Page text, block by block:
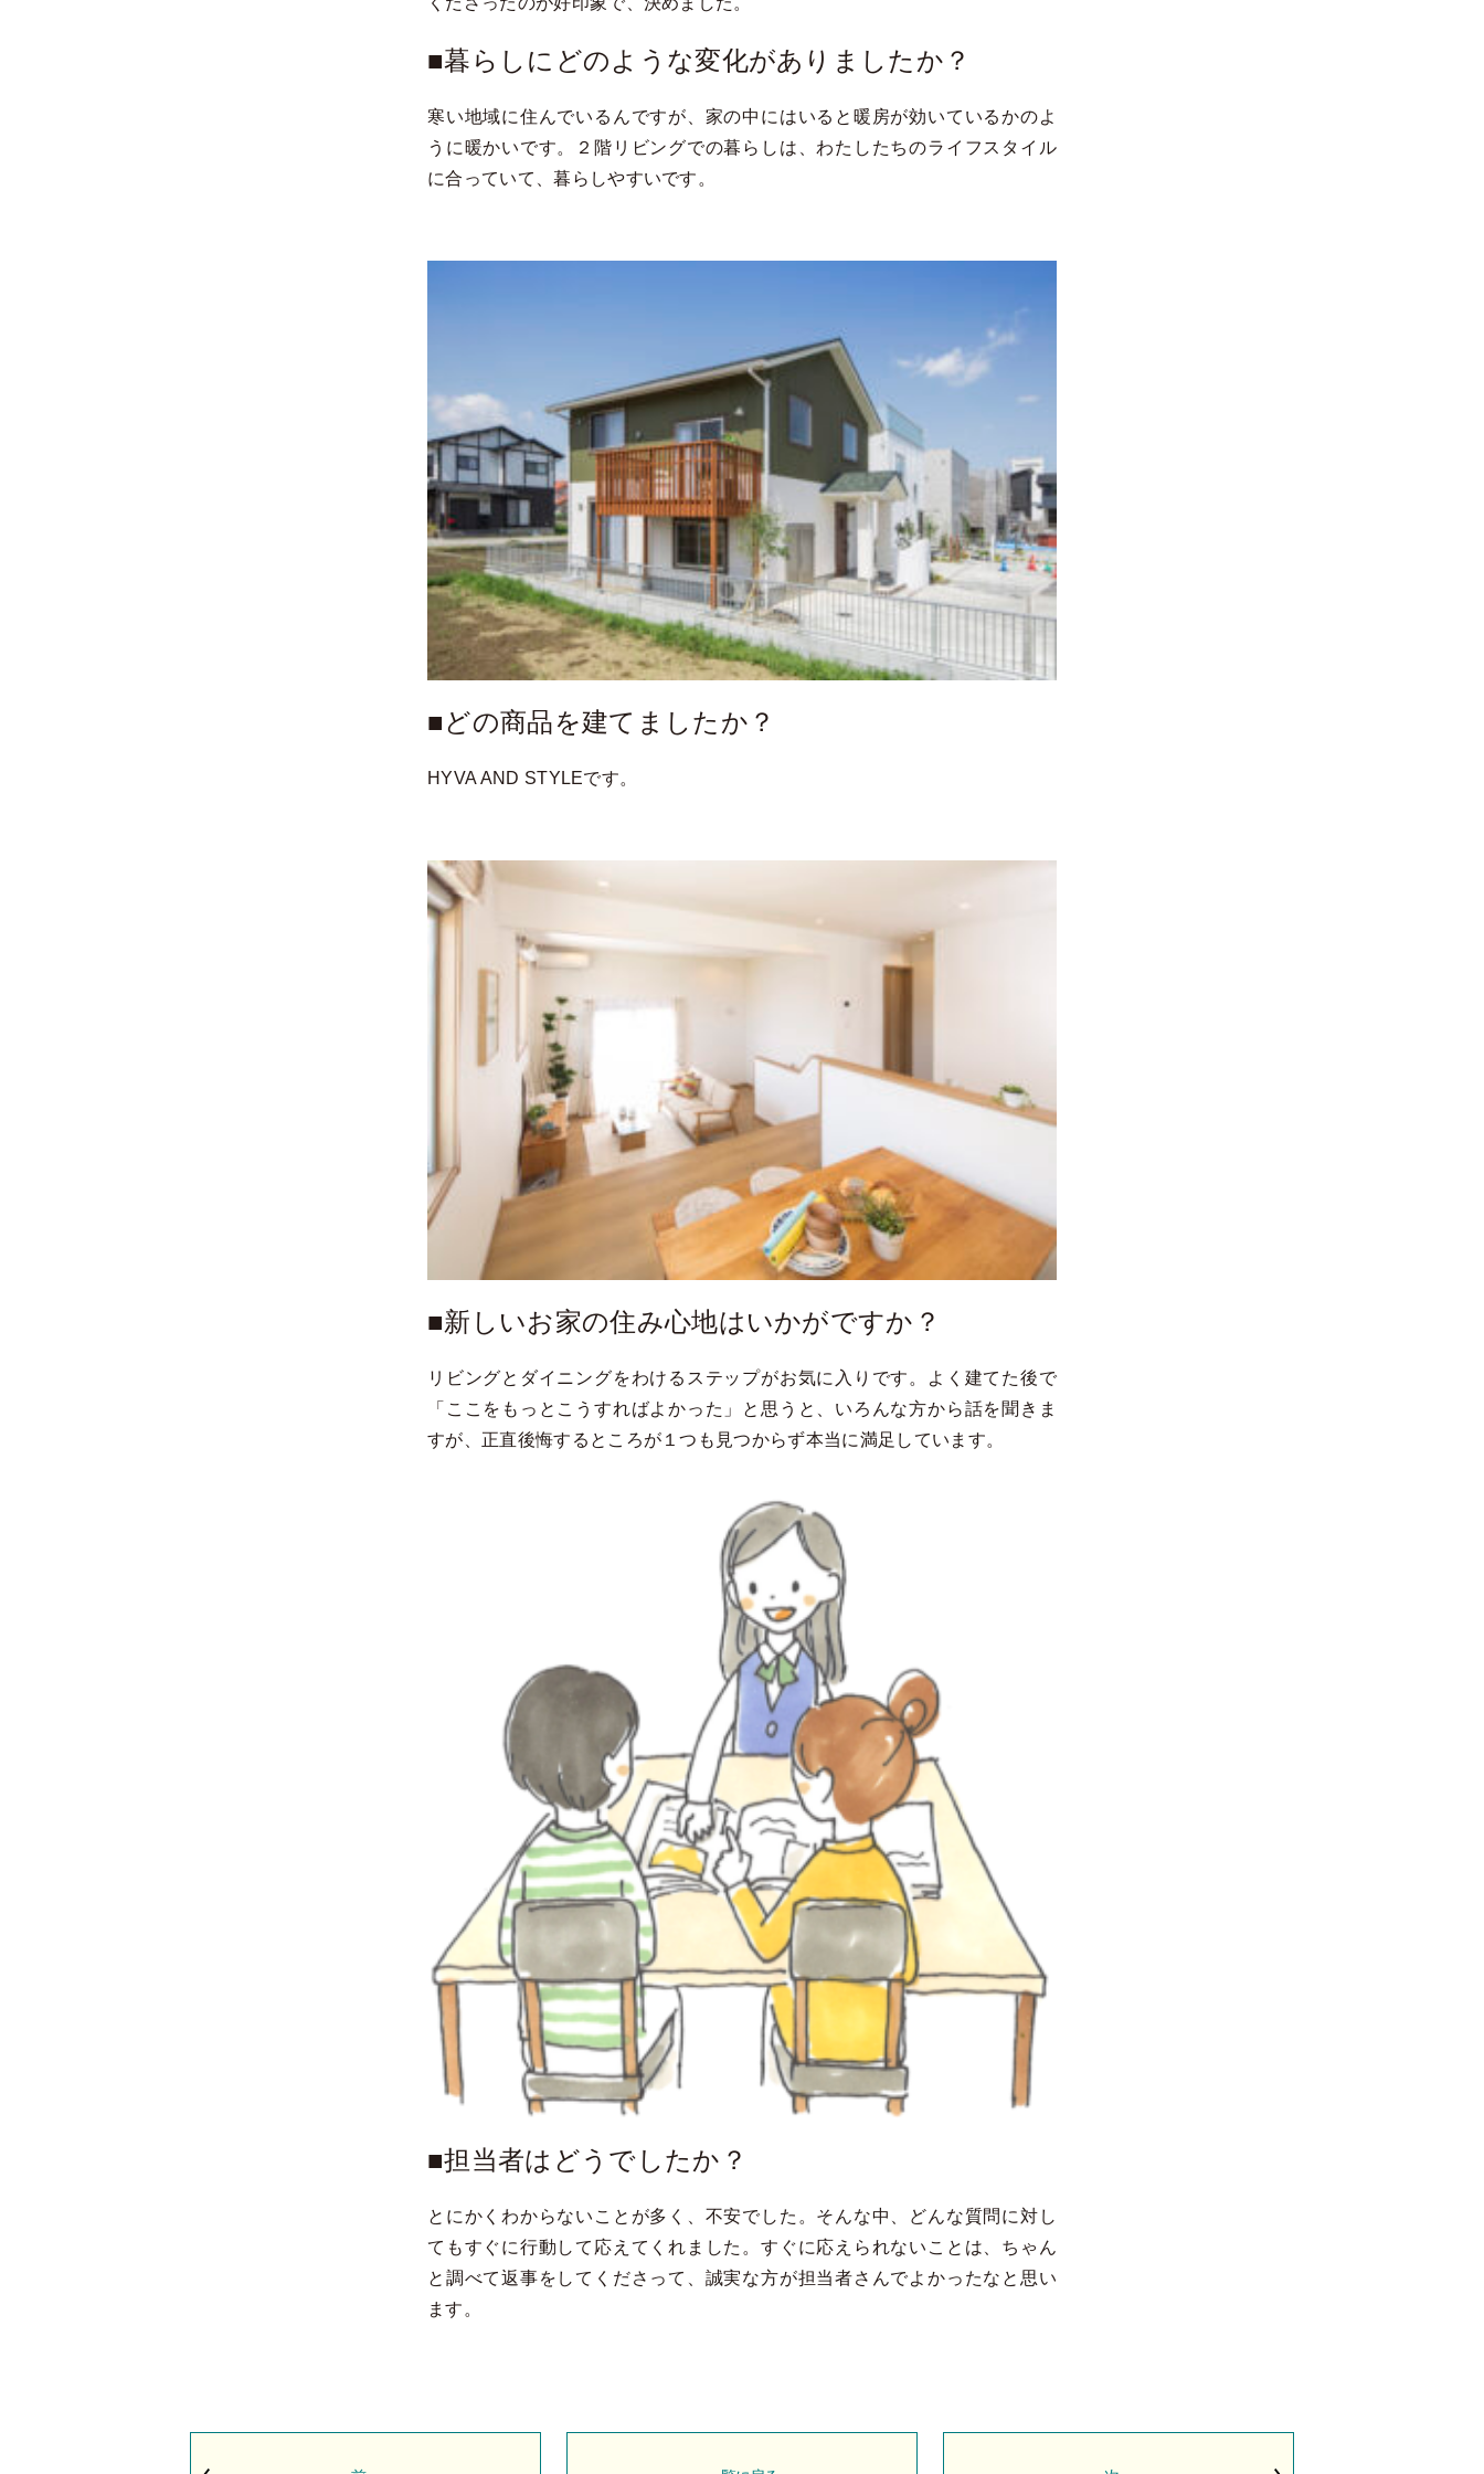
■暮らしにどのような変化がありましたか？
寒い地域に住んでいるんですが、家の中にはいると暖房が効いているかのよ
うに暖かいです。２階リビングでの暮らしは、わたしたちのライフスタイル
に合っていて、暮らしやすいです。
■どの商品を建てましたか？
HYVA AND STYLEです。
■新しいお家の住み心地はいかがですか？
リビングとダイニングをわけるステップがお気に入りです。よく建てた後で
「ここをもっとこうすればよかった」と思うと、いろんな方から話を聞きま
すが、正直後悔するところが１つも見つからず本当に満足しています。
■担当者はどうでしたか？
とにかくわからないことが多く、不安でした。そんな中、どんな質問に対し
てもすぐに行動して応えてくれました。すぐに応えられないことは、ちゃん
と調べて返事をしてくださって、誠実な方が担当者さんでよかったなと思い
ます。